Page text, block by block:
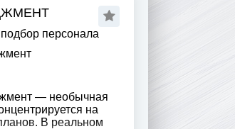
персонала
— необычная
на
В реальном